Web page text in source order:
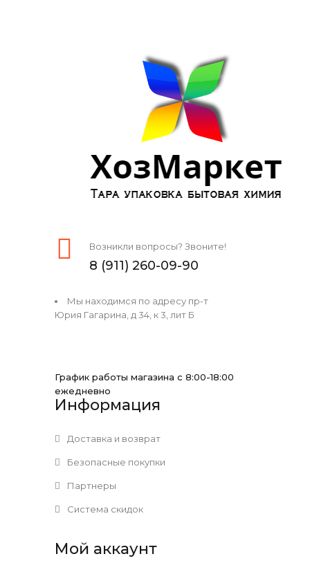
Возникли вопросы? Звоните!
8 (911) 260-09-90
Мы находимся по адресу пр-т
Юрия Гагарина, д 34, к 3, лит Б
График работы магазина с 8:00-18:00
ежедневно
Информация
Доставка и возврат
Безопасные покупки
Партнеры
Система скидок
Мой аккаунт